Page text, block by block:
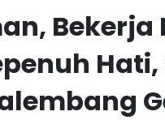
Bekerja
Hati,